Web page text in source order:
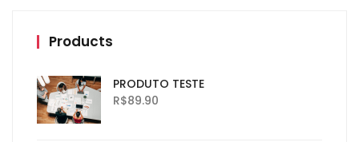
Products
PRODUTO TESTE
R$89.90